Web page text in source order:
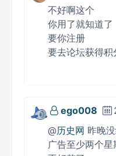
不好啊这个
你用了就知道了
要你注册
要去论坛获得积
ego008
@历史网 昨晚
广告至少两个